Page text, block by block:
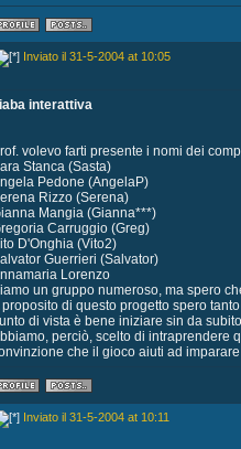
Inviato il 31-5-2004 at 10:05
interattiva
volevo farti presente i nomi dei
Stanca (Sasta)
Pedone (AngelaP)
Rizzo (Serena)
Mangia (Gianna***)
Carruggio (Greg)
D'Onghia (Vito2)
Guerrieri (Salvator)
Lorenzo
un gruppo numeroso, ma spero
proposito di questo progetto spero
di vista è bene iniziare sin da
perciò, scelto di intraprendere
che il gioco aiuti ad
Inviato il 31-5-2004 at 10:11